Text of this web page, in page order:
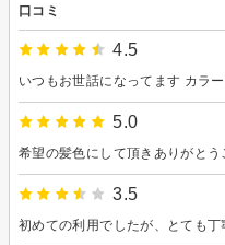
口コミ
4.5
5.0
3.5